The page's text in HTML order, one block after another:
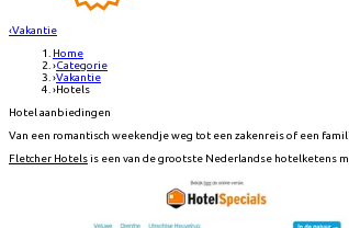
‹Vakantie
Home
›Categorie
›Vakantie
›Hotels
Hotel aanbiedingen
Van een romantisch weekendje weg tot een zakenreis of een
Fletcher Hotelsis een van de grootste Nederlandse hotelketens